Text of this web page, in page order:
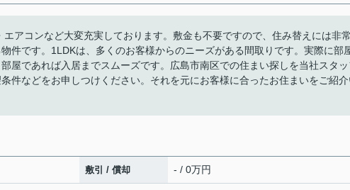
アコンなど大変充実しております。敷金も不要ですので、住み替えには非
件です。1LDKは、多くのお客様からのニーズがある間取りです。実際に部
屋であれば入居までスムーズです。広島市南区での住まい探しを当社スタ
件などをお申しつけください。それを元にお客様に合ったお住まいをご紹
敷引 / 償却 - / 0万円